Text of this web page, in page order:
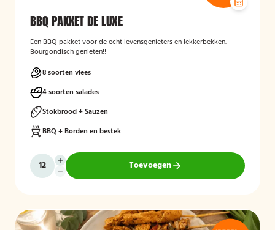
BBQ PAKKET DE LUXE
Een BBQ pakket voor de echt levensgenieters en lekkerbekken.
Bourgondisch genieten!!
8 soorten vlees
4 soorten salades
Stokbrood + Sauzen
BBQ + Borden en bestek
Toevoegen